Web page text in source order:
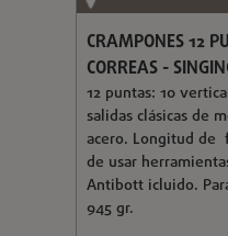
CRAMPONES 12
CORREAS -
12 puntas: 10
salidas clásicas de
acero. Longitud de
de usar
Antibott icluido.
945 gr.